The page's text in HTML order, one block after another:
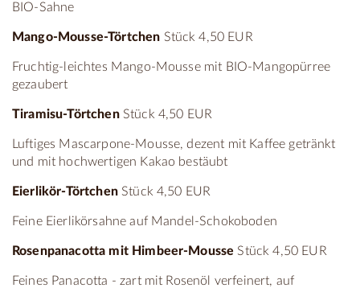
BIO-Sahne
Mango-Mousse-Törtchen Stück 4,50 EUR
Fruchtig-leichtes Mango-Mousse mit BIO-Mangopürree
gezaubert
Tiramisu-TörtchenStück 4,50 EUR
Luftiges Mascarpone-Mousse, dezent mit Kaffee getränkt
und mit hochwertigen Kakao bestäubt
Eierlikör-TörtchenStück 4,50 EUR
Feine Eierlikörsahne auf Mandel-Schokoboden
Rosenpanacotta mit Himbeer-Mousse Stück 4,50 EUR
Feines Panacotta - zart mit Rosenöl verfeinert, auf